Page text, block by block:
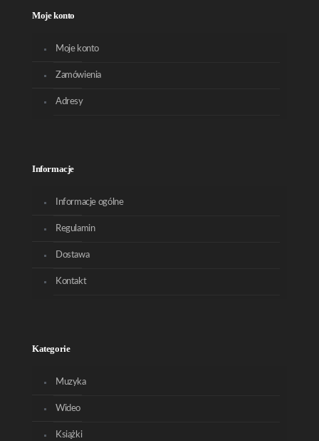
Moje konto
Moje konto
Zamówienia
Adresy
Informacje
Informacje ogólne
Regulamin
Dostawa
Kontakt
Kategorie
Muzyka
Wideo
Książki